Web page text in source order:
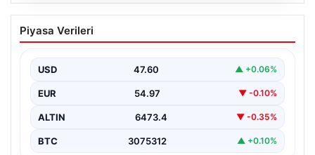
Altın Fiyatları Güncel Durum 8 Nisan
2026: Gram, Çeyrek ve Cumhuriyet
8 Nisan 2026 itibarıyla altın piyasasında yaşanan
ekonomik göstergeler…
Piyasa Verileri
USD 47.60 ▲ +0.06%
EUR 54.97 ▼ -0.10%
ALTIN 6473.4 ▼ -0.35%
BTC 3075312 ▲ +0.10%